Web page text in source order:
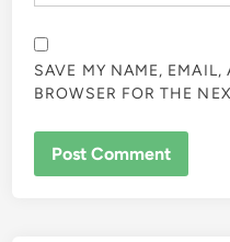
SAVE MY NAME,
BROWSER FOR THE